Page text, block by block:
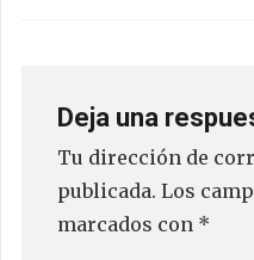
Deja una
Tu dirección de
publicada. Los
marcados con *